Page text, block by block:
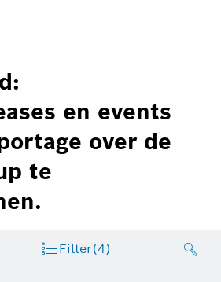
en events
over de
te
Filter(4)